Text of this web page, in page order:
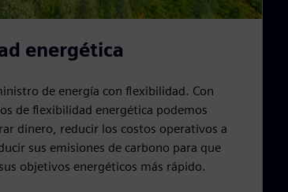
energética
de energía con flexibilidad. Con
de flexibilidad energética podemos
dinero, reducir los costos operativos a
sus emisiones de carbono para que
objetivos energéticos más rápido.